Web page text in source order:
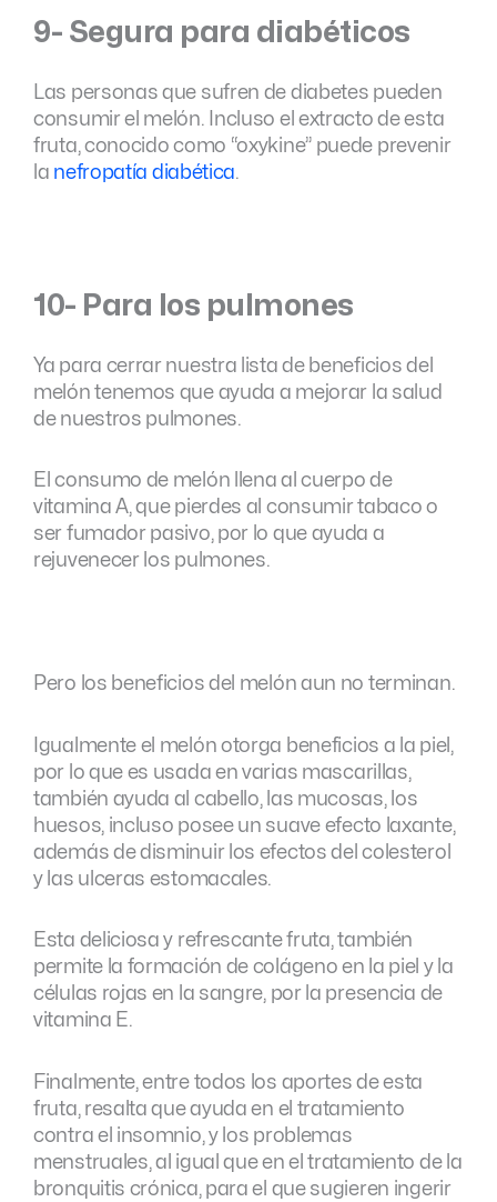
9- Segura para diabéticos
Las personas que sufren de diabetes pueden
consumir el melón. Incluso el extracto de esta
fruta, conocido como “oxykine” puede prevenir
la nefropatía diabética.
10- Para los pulmones
Ya para cerrar nuestra lista de beneficios del
melón tenemos que ayuda a mejorar la salud
de nuestros pulmones.
El consumo de melón llena al cuerpo de
vitamina A, que pierdes al consumir tabaco o
ser fumador pasivo, por lo que ayuda a
rejuvenecer los pulmones.
Pero los beneficios del melón aun no terminan.
Igualmente el melón otorga beneficios a la piel,
por lo que es usada en varias mascarillas,
también ayuda al cabello, las mucosas, los
huesos, incluso posee un suave efecto laxante,
además de disminuir los efectos del colesterol
y las ulceras estomacales.
Esta deliciosa y refrescante fruta, también
permite la formación de colágeno en la piel y la
células rojas en la sangre, por la presencia de
vitamina E.
Finalmente, entre todos los aportes de esta
fruta, resalta que ayuda en el tratamiento
contra el insomnio, y los problemas
menstruales, al igual que en el tratamiento de la
bronquitis crónica, para el que sugieren ingerir